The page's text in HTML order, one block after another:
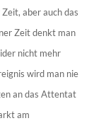
aber auch das
Zeit denkt man
nicht mehr
wird man nie
an das Attentat
am